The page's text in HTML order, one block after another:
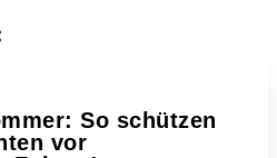
So schützen
vor